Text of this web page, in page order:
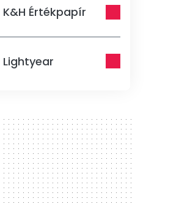
K&H Értékpapír
Lightyear